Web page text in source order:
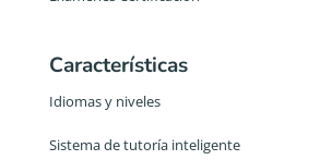
Características
Idiomas y niveles
Sistema de tutoría inteligente